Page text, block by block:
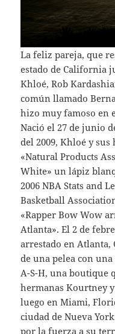
La feliz pareja, que
estado de California
Khloé, Rob
común llamado
hizo muy famoso en
Nació el 27 de junio
del 2009, Khloé y sus
«Natural Products
White» un lápiz
2006 NBA Stats and
Basketball
«Rapper Bow Wow
Atlanta». El 2 de
arrestado en Atlanta,
de una pelea con
A-S-H, una boutique
hermanas Kourtney
luego en Miami,
ciudad de Nueva
por la fuerza a su